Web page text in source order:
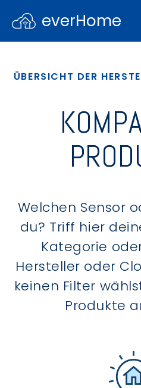
everHome
ÜBERSICHT DER
Welchen Sensor
du? Triff hier
Kategorie
Hersteller oder
keinen Filter
Produkte